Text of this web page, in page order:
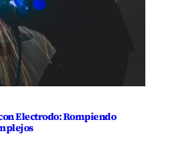
Electrodo: Rompiendo